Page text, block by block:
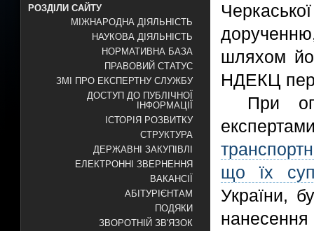
РОЗДІЛИ САЙТУ
МІЖНАРОДНА ДІЯЛЬНІСТЬ
НАУКОВА ДІЯЛЬНІСТЬ
НОРМАТИВНА БАЗА
ПРАВОВИЙ СТАТУС
ЗМІ ПРО ЕКСПЕРТНУ СЛУЖБУ
ДОСТУП ДО ПУБЛІЧНОЇ
ІНФОРМАЦІЇ
ІСТОРІЯ РОЗВИТКУ
СТРУКТУРА
ДЕРЖАВНІ ЗАКУПІВЛІ
ЕЛЕКТРОННІ ЗВЕРНЕННЯ
ВАКАНСІЇ
АБІТУРІЄНТАМ
ПОДЯКИ
ЗВОРОТНІЙ ЗВ'ЯЗОК
шляхом
НДЕКЦ
При
що їх
України,
нанесення